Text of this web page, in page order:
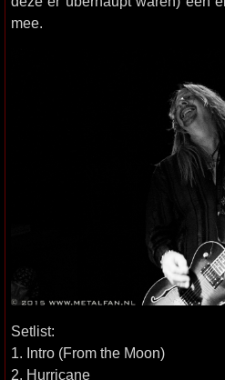
mee.
Setlist:
1. Intro (From the Moon)
2. Hurricane